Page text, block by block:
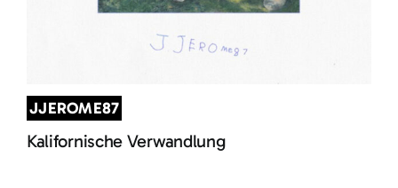
JJEROME87
Kalifornische Verwandlung